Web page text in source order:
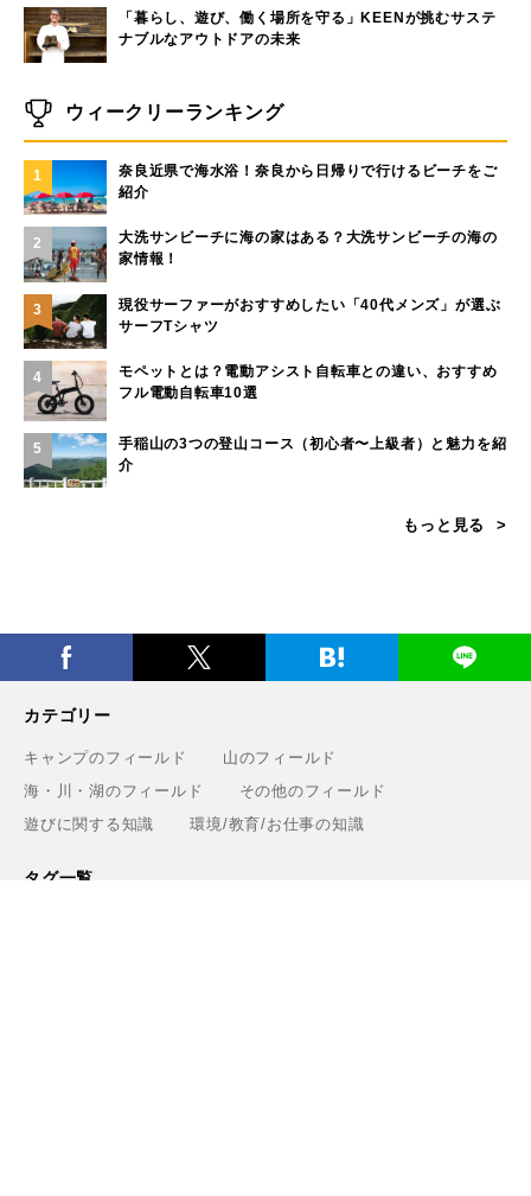
「暮らし、遊び、働く場所を守る」KEENが挑むサステ
ナブルなアウトドアの未来
ウィークリーランキング
1
奈良近県で海水浴！奈良から日帰りで行けるビーチをご
紹介
2
大洗サンビーチに海の家はある？大洗サンビーチの海の
家情報！
3
現役サーファーがおすすめしたい「40代メンズ」が選ぶ
サーフTシャツ
4
モペットとは？電動アシスト自転車との違い、おすすめ
フル電動自転車10選
5
手稲山の3つの登山コース（初心者〜上級者）と魅力を紹
介
もっと見る
カテゴリー
キャンプのフィールド
山のフィールド
海・川・湖のフィールド
その他のフィールド
遊びに関する知識
環境/教育/お仕事の知識
タグ一覧